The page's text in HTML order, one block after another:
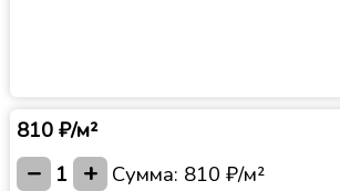
810 ₽/м²
− 1 + Сумма: 810 ₽/м²